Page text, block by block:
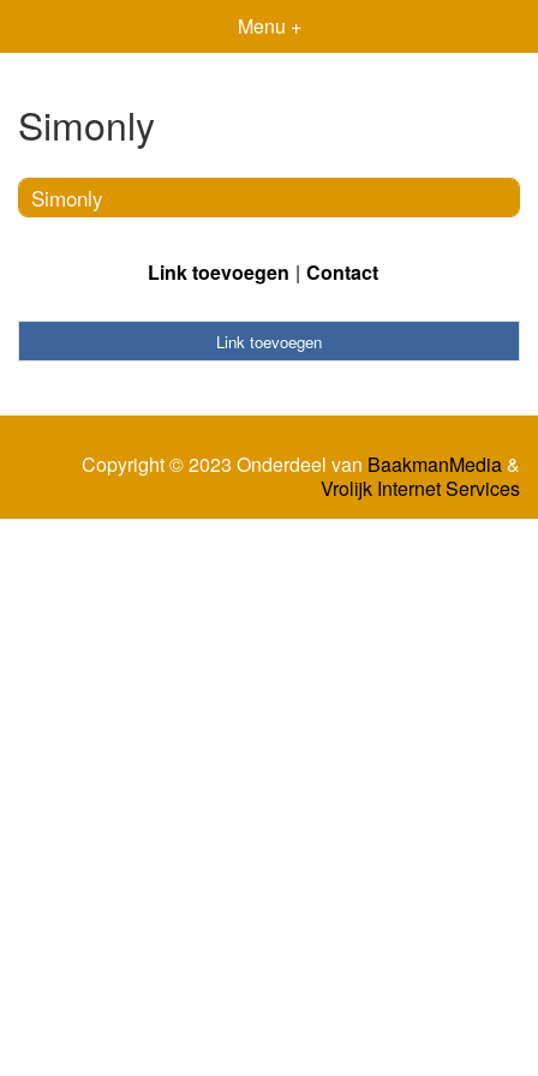
Menu +
Simonly
Simonly
Link toevoegen Contact
Link toevoegen
Copyright © 2023 Onderdeel van BaakmanMedia&
Vrolijk Internet Services